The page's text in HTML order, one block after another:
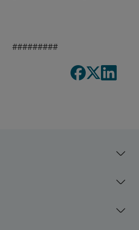
#########